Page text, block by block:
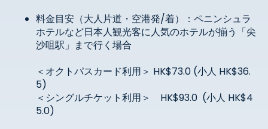
料金目安（大人片道・空港発/着）：ペニンシュラ
ホテルなど日本人観光客に人気のホテルが揃う「尖
沙咀駅」まで行く場合
＜オクトパスカード利用＞ HK$73.0 (小人 HK$36.
5)
＜シングルチケット利用＞ HK$93.0 (小人 HK$4
5.0)